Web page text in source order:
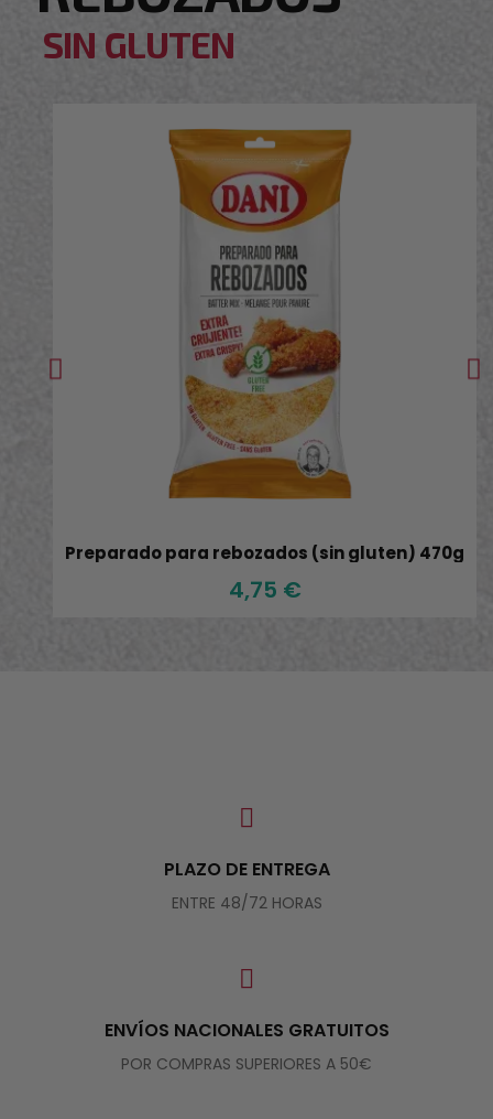
SIN GLUTEN
Preparado para rebozados (sin gluten) 470g
4,75 €
PLAZO DE ENTREGA
ENTRE 48/72 HORAS
ENVÍOS NACIONALES GRATUITOS
POR COMPRAS SUPERIORES A 50€